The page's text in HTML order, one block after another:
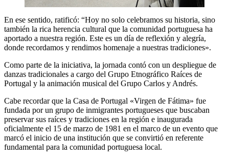
En ese sentido, ratificó: “Hoy no solo celebramos su historia, sino
también la rica herencia cultural que la comunidad portuguesa ha
aportado a nuestra región. Este es un día de reflexión y alegría,
donde recordamos y rendimos homenaje a nuestras tradiciones».
Como parte de la iniciativa, la jornada contó con un despliegue de
danzas tradicionales a cargo del Grupo Etnográfico Raíces de
Portugal y la animación musical del Grupo Carlos y Andrés.
Cabe recordar que la Casa de Portugal «Virgen de Fátima» fue
fundada por un grupo de inmigrantes portugueses que buscaban
preservar sus raíces y tradiciones en la región e inaugurada
oficialmente el 15 de marzo de 1981 en el marco de un evento que
marcó el inicio de una institución que se convirtió en referente
fundamental para la comunidad portuguesa local.